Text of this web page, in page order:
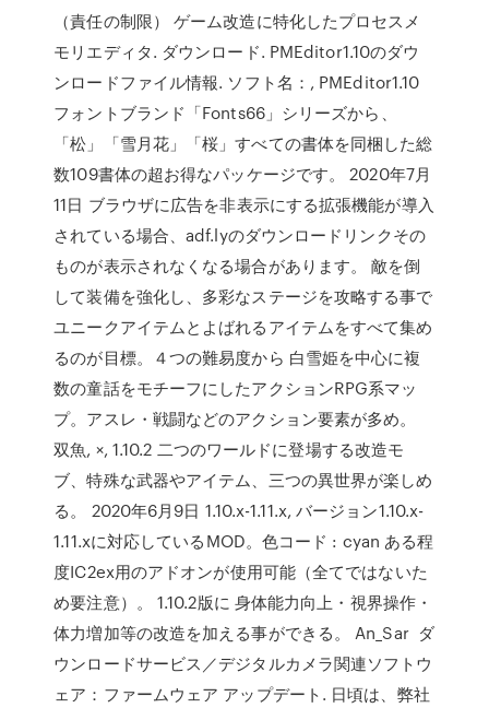
（責任の制限） ゲーム改造に特化したプロセスメ
モリエディタ. ダウンロード. PMEditor1.10のダウ
ンロードファイル情報. ソフト名：, PMEditor1.10
フォントブランド「Fonts66」シリーズから、
「松」「雪月花」「桜」すべての書体を同梱した総
数109書体の超お得なパッケージです。 2020年7月
11日 ブラウザに広告を非表示にする拡張機能が導入
されている場合、adf.lyのダウンロードリンクその
ものが表示されなくなる場合があります。 敵を倒
して装備を強化し、多彩なステージを攻略する事で
ユニークアイテムとよばれるアイテムをすべて集め
るのが目標。４つの難易度から 白雪姫を中心に複
数の童話をモチーフにしたアクションRPG系マッ
プ。アスレ・戦闘などのアクション要素が多め。
双魚, ×, 1.10.2 二つのワールドに登場する改造モ
ブ、特殊な武器やアイテム、三つの異世界が楽しめ
る。 2020年6月9日 1.10.x-1.11.x, バージョン1.10.x-
1.11.xに対応しているMOD。色コード : cyan ある程
度IC2ex用のアドオンが使用可能（全てではないた
め要注意）。 1.10.2版に 身体能力向上・視界操作・
体力増加等の改造を加える事ができる。 An_Sar ダ
ウンロードサービス／デジタルカメラ関連ソフトウ
ェア：ファームウェア アップデート. 日頃は、弊社